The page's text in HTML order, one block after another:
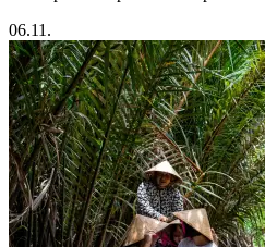
06.11.